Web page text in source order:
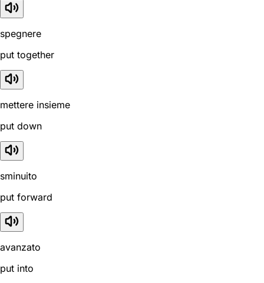
spegnere
put together
mettere insieme
put down
sminuito
put forward
avanzato
put into